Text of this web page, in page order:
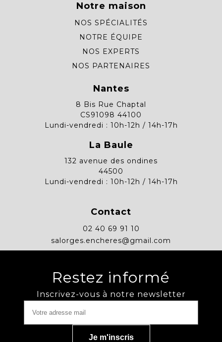
Notre maison
NOS SPÉCIALITÉS
NOTRE ÉQUIPE
NOS EXPERTS
NOS PARTENAIRES
Nantes
8 Bis Rue Chaptal
CS91098 44100
Lundi-vendredi : 10h-12h / 14h-17h
La Baule
132 avenue des ondines
44500
Lundi-vendredi : 10h-12h / 14h-17h
Contact
02 40 69 91 10
salorges.encheres@gmail.com
Restez informé
Inscrivez-vous à notre newsletter